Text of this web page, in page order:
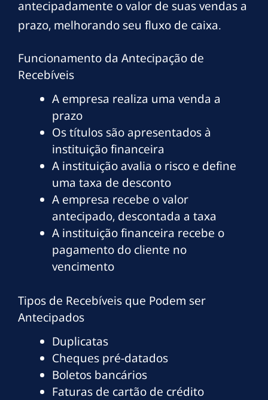
antecipadamente o valor de suas vendas a
prazo, melhorando seu fluxo de caixa.
Funcionamento da Antecipação de
Recebíveis
A empresa realiza uma venda a
prazo
Os títulos são apresentados à
instituição financeira
A instituição avalia o risco e define
uma taxa de desconto
A empresa recebe o valor
antecipado, descontada a taxa
A instituição financeira recebe o
pagamento do cliente no
vencimento
Tipos de Recebíveis que Podem ser
Antecipados
Duplicatas
Cheques pré-datados
Boletos bancários
Faturas de cartão de crédito